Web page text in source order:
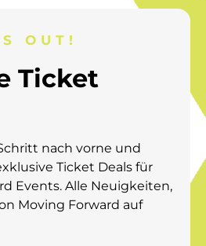
OUT!
Ticket
nach vorne und
Ticket Deals für
Events. Alle Neuigkeiten,
Moving Forward auf